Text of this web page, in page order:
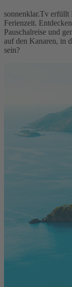
sonnenklar.Tv erfüllt
Ferienzeit.
Pauschalreise und
auf den Kanaren, in
sein?